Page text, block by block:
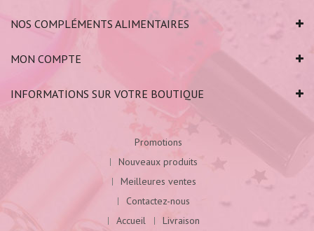
NOS COMPLÉMENTS ALIMENTAIRES
MON COMPTE
INFORMATIONS SUR VOTRE BOUTIQUE
Promotions
Nouveaux produits
Meilleures ventes
Contactez-nous
Accueil
Livraison